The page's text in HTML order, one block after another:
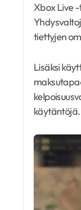
Xbox Live
tiettyjen
Lisäksi
käytäntöjä.